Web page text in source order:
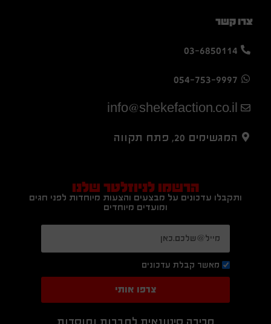
צרו קשר
03-6850114
054-753-9997
info@shekefaction.co.il
המגשימים 20, פתח תקווה
הרשמו לניוזלטר שלנו
ותקבלו עדכונים על מבצעים והצעות מיוחדות לפני חגים
ומועדים מיוחדים
מאשר קבלת עדכונים
צרפו אותי